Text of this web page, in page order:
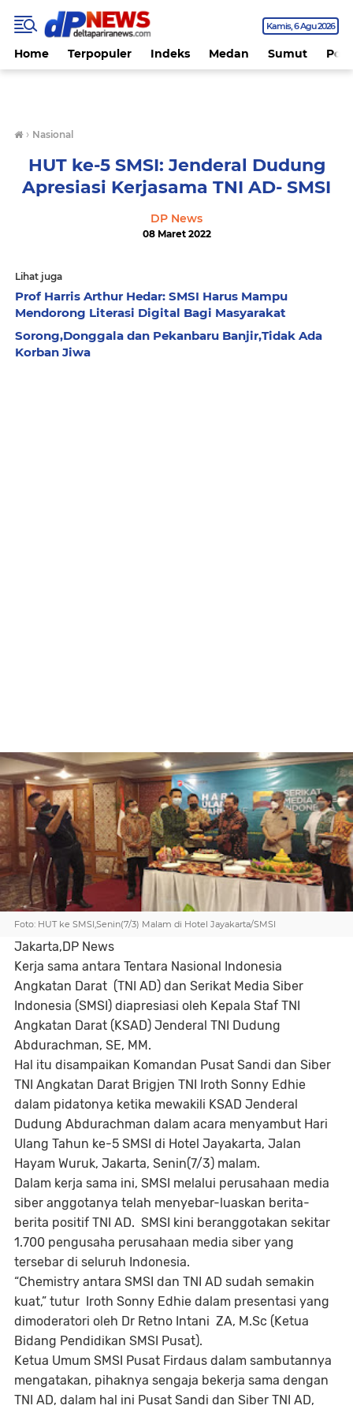
Kamis 6 Agu 2026
Home Terpopuler Indeks Medan Sumut
› Nasional
HUT ke-5 SMSI: Jenderal Dudung
Apresiasi Kerjasama TNI AD- SMSI
DP News
08 Maret 2022
Lihat juga
Prof Harris Arthur Hedar: SMSI Harus Mampu
Mendorong Literasi Digital Bagi Masyarakat
Sorong,Donggala dan Pekanbaru Banjir,Tidak Ada
Korban Jiwa
Foto: HUT ke SMSI,Senin(7/3) Malam di Hotel Jayakarta/SMSI
Jakarta,DP News
Kerja sama antara Tentara Nasional Indonesia
Angkatan Darat (TNI AD) dan Serikat Media Siber
Indonesia (SMSI) diapresiasi oleh Kepala Staf TNI
Angkatan Darat (KSAD) Jenderal TNI Dudung
Abdurachman, SE, MM.
Hal itu disampaikan Komandan Pusat Sandi dan Siber
TNI Angkatan Darat Brigjen TNI Iroth Sonny Edhie
dalam pidatonya ketika mewakili KSAD Jenderal
Dudung Abdurachman dalam acara menyambut Hari
Ulang Tahun ke-5 SMSI di Hotel Jayakarta, Jalan
Hayam Wuruk, Jakarta, Senin(7/3) malam.
Dalam kerja sama ini, SMSI melalui perusahaan media
siber anggotanya telah menyebar-luaskan berita-
berita positif TNI AD. SMSI kini beranggotakan sekitar
1.700 pengusaha perusahaan media siber yang
tersebar di seluruh Indonesia.
“Chemistry antara SMSI dan TNI AD sudah semakin
kuat,” tutur Iroth Sonny Edhie dalam presentasi yang
dimoderatori oleh Dr Retno Intani ZA, M.Sc (Ketua
Bidang Pendidikan SMSI Pusat).
Ketua Umum SMSI Pusat Firdaus dalam sambutannya
mengatakan, pihaknya sengaja bekerja sama dengan
TNI AD, dalam hal ini Pusat Sandi dan Siber TNI AD,